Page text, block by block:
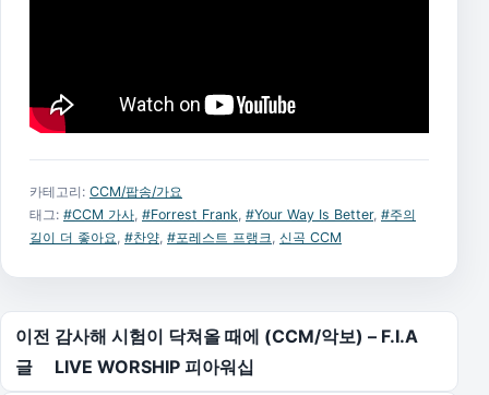
카테고리: CCM/팝송/가요
태그: #CCM 가사, #Forrest Frank, #Your Way Is Better, #주의
길이 더 좋아요, #찬양, #포레스트 프랭크, 신곡 CCM
글 탐색
이전
글
감사해 시험이 닥쳐올 때에 (CCM/악보) – F.I.A
LIVE WORSHIP 피아워십